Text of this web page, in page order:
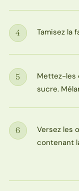
Étape
4 Tamisez la
Étape
5
Mettez-les
sucre.
Étape
6
Versez les
contenant